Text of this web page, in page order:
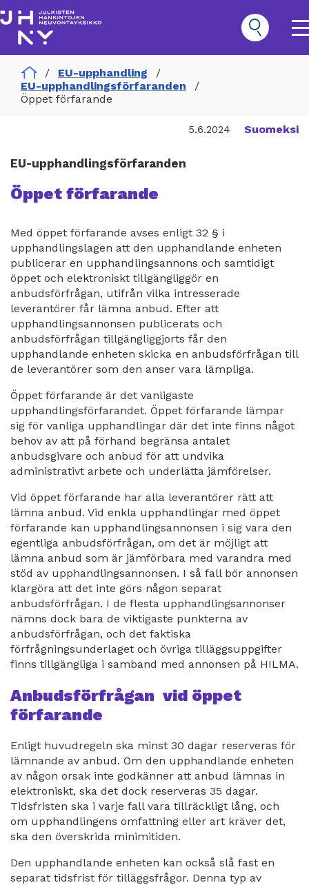
till
huvudinnehåll
Hankinnat
Päävalikko
Home
EU-upphandling
EU-upphandlingsförfaranden
Öppet förfarande
5.6.2024 Suomeksi
EU-upphandlingsförfaranden
Öppet förfarande
Med öppet förfarande avses enligt 32 § i
upphandlingslagen att den upphandlande enheten
publicerar en upphandlingsannons och samtidigt
öppet och elektroniskt tillgängliggör en
anbudsförfrågan, utifrån vilka intresserade
leverantörer får lämna anbud. Efter att
upphandlingsannonsen publicerats och
anbudsförfrågan tillgängliggjorts får den
upphandlande enheten skicka en anbudsförfrågan till
de leverantörer som den anser vara lämpliga.
Öppet förfarande är det vanligaste
upphandlingsförfarandet. Öppet förfarande lämpar
sig för vanliga upphandlingar där det inte finns något
behov av att på förhand begränsa antalet
anbudsgivare och anbud för att undvika
administrativt arbete och underlätta jämförelser.
Vid öppet förfarande har alla leverantörer rätt att
lämna anbud. Vid enkla upphandlingar med öppet
förfarande kan upphandlingsannonsen i sig vara den
egentliga anbudsförfrågan, om det är möjligt att
lämna anbud som är jämförbara med varandra med
stöd av upphandlingsannonsen. I så fall bör annonsen
klargöra att det inte görs någon separat
anbudsförfrågan. I de flesta upphandlingsannonser
nämns dock bara de viktigaste punkterna av
anbudsförfrågan, och det faktiska
förfrågningsunderlaget och övriga tilläggsuppgifter
finns tillgängliga i samband med annonsen på HILMA.
Anbudsförfrågan vid öppet
förfarande
Enligt huvudregeln ska minst 30 dagar reserveras för
lämnande av anbud. Om den upphandlande enheten
av någon orsak inte godkänner att anbud lämnas in
elektroniskt, ska det dock reserveras 35 dagar.
Tidsfristen ska i varje fall vara tillräckligt lång, och
om upphandlingens omfattning eller art kräver det,
ska den överskrida minimitiden.
Den upphandlande enheten kan också slå fast en
separat tidsfrist för tilläggsfrågor. Denna typ av